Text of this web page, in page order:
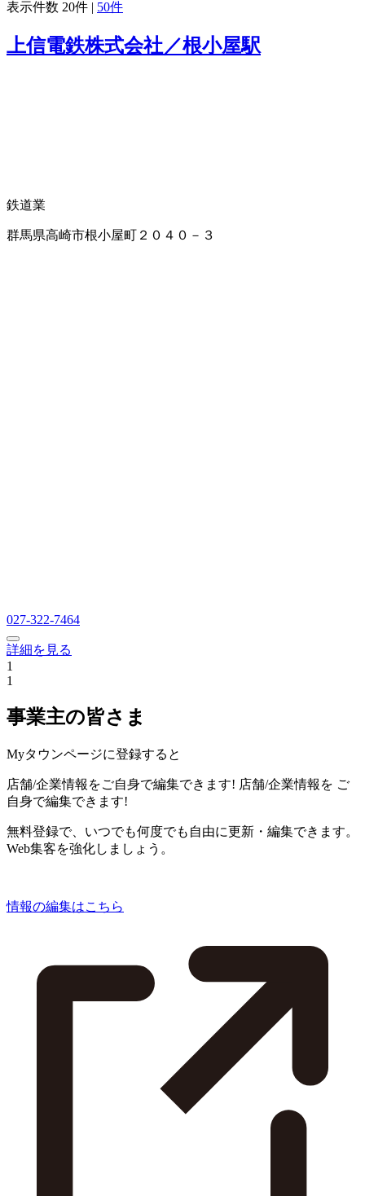
表示件数 20件 | 50件
上信電鉄株式会社／根小屋駅
鉄道業
群馬県高崎市根小屋町２０４０－３
027-322-7464
詳細を見る
1
1
事業主の皆さま
Myタウンページに登録すると
店舗/企業情報をご自身で編集できます! 店舗/企業情報を ご
自身で編集できます!
無料登録で、いつでも何度でも自由に更新・編集できます。
Web集客を強化しましょう。
情報の編集はこちら